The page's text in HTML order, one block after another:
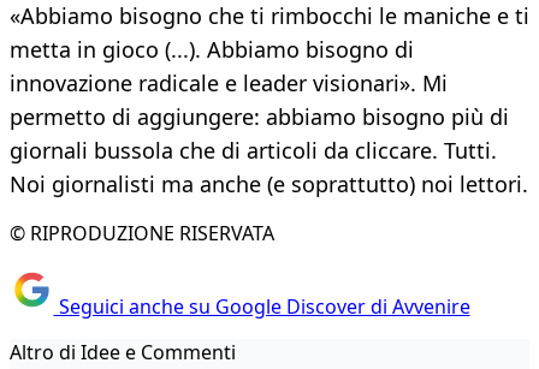
«Abbiamo bisogno che ti rimbocchi le maniche e ti
metta in gioco (...). Abbiamo bisogno di
innovazione radicale e leader visionari». Mi
permetto di aggiungere: abbiamo bisogno più di
giornali bussola che di articoli da cliccare. Tutti.
Noi giornalisti ma anche (e soprattutto) noi lettori.
© RIPRODUZIONE RISERVATA
Seguici anche su Google Discover di Avvenire
Altro di Idee e Commenti